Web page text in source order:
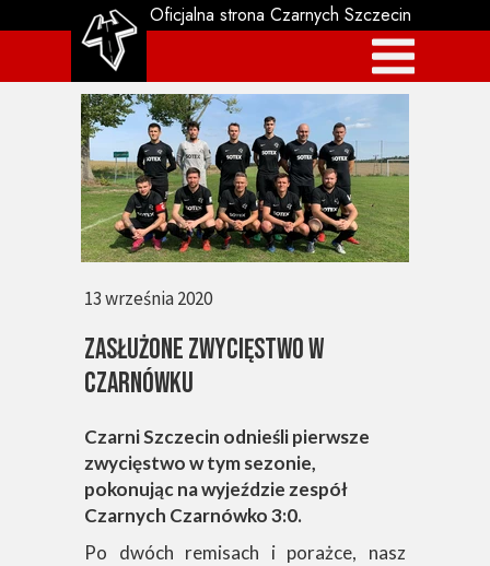
Czarni Szczecin odnieśli pierwsze
zwycięstwo w tym sezonie,
pokonując na wyjeździe zespół
Czarnych Czarnówko 3:0.
Po dwóch remisach i porażce, nasz
Zasłużone zwycięstwo w
Czarnówku
13 września 2020
Oficjalna strona Czarnych Szczecin